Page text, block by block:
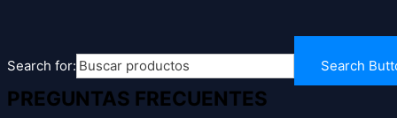
Search for: Search
PREGUNTAS FRECUENTES